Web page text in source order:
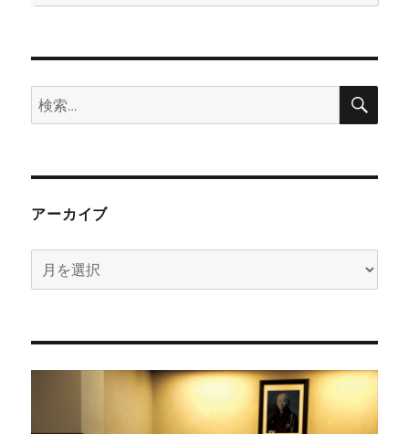
検
索:
検
アーカイブ
ー
イ